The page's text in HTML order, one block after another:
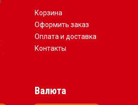
Корзина
Оформить заказ
Оплата и доставка
Контакты
Валюта